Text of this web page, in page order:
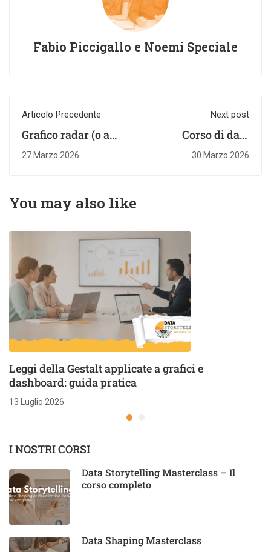
Fabio Piccigallo e Noemi Speciale
Articolo Precedente
Grafico radar (o a
ragnatela): cos'è,
quando usarlo e
27 Marzo 2026
Next post
Corso di data
visualization: cosa
deve contenere e
30 Marzo 2026
You may also like
Leggi della Gestalt applicate a grafici e
dashboard: guida pratica
13 Luglio 2026
I NOSTRI CORSI
Data Storytelling Masterclass – Il
corso completo
Data Shaping Masterclass